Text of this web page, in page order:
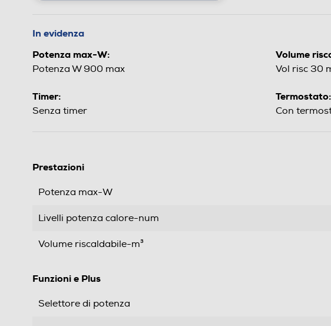
In evidenza
Potenza max-W:
Potenza W 900 max
Volume
Vol risc 30
Timer:
Senza timer
Termostato:
Con
Prestazioni
Potenza max-W
Livelli potenza calore-num
Volume riscaldabile-m³
Funzioni e Plus
Selettore di potenza